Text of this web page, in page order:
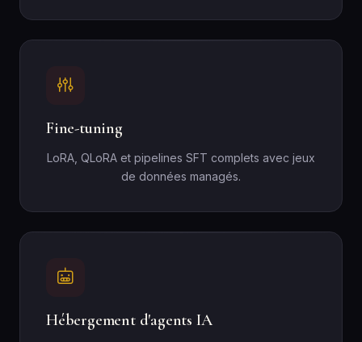
Fine-tuning
LoRA, QLoRA et pipelines SFT complets avec jeux
de données managés.
Hébergement d'agents IA